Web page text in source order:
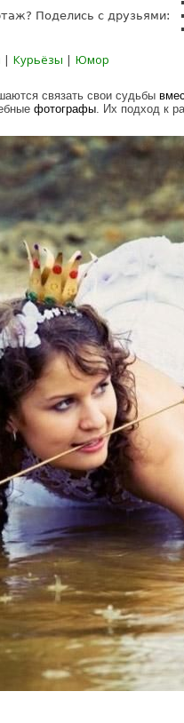
Поделись с друзьями:
Курьёзы Юмор
связать свои судьбы
фотографы . Их подход к